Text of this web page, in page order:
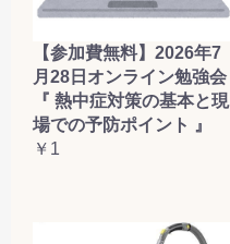
【参加費無料】2026年7
月28日オンライン勉強会
『 熱中症対策の基本と現
場での予防ポイント 』
￥1